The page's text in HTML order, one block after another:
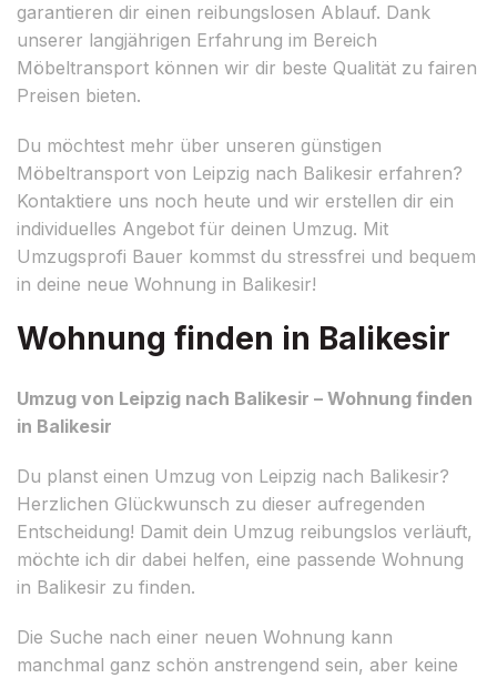
garantieren dir einen reibungslosen Ablauf. Dank
unserer langjährigen Erfahrung im Bereich
Möbeltransport können wir dir beste Qualität zu fairen
Preisen bieten.
Du möchtest mehr über unseren günstigen
Möbeltransport von Leipzig nach Balikesir erfahren?
Kontaktiere uns noch heute und wir erstellen dir ein
individuelles Angebot für deinen Umzug. Mit
Umzugsprofi Bauer kommst du stressfrei und bequem
in deine neue Wohnung in Balikesir!
Wohnung finden in Balikesir
Umzug von Leipzig nach Balikesir – Wohnung finden
in Balikesir
Du planst einen Umzug von Leipzig nach Balikesir?
Herzlichen Glückwunsch zu dieser aufregenden
Entscheidung! Damit dein Umzug reibungslos verläuft,
möchte ich dir dabei helfen, eine passende Wohnung
in Balikesir zu finden.
Die Suche nach einer neuen Wohnung kann
manchmal ganz schön anstrengend sein, aber keine